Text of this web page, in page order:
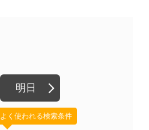
明日
よく使われる検索条件